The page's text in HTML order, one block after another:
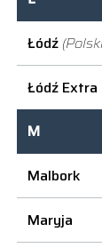
Łódź
Łódź Extra
M
Malbork
Maryja